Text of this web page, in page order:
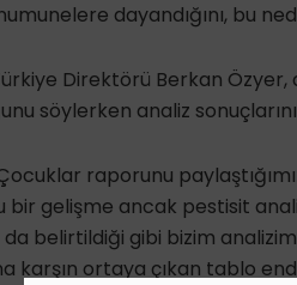
dayandığını, bu
Direktörü Berkan Özyer,
söylerken analiz
raporunu
bir gelişme ancak pestisit
da belirtildiği gibi bizim
karşın ortaya çıkan tablo